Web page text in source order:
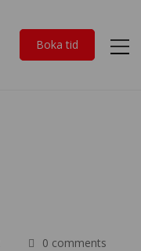
Boka tid
0 comments